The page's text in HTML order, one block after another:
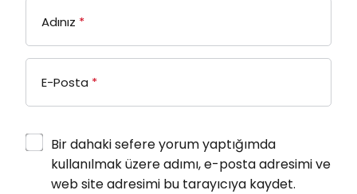
Adınız *
E-Posta *
Bir dahaki sefere yorum yaptığımda
kullanılmak üzere adımı, e-posta adresimi ve
web site adresimi bu tarayıcıya kaydet.